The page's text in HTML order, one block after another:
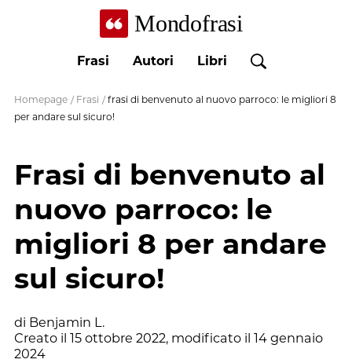
Mondofrasi
Frasi Autori Libri
Homepage / Frasi / frasi di benvenuto al nuovo parroco: le migliori 8
per andare sul sicuro!
Frasi di benvenuto al
nuovo parroco: le
migliori 8 per andare
sul sicuro!
di Benjamin L.
Creato il 15 ottobre 2022, modificato il 14 gennaio
2024